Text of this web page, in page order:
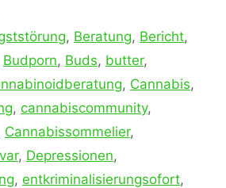
, Beratung, Bericht,
Budporn, Buds, butter,
, Cannabis,
, cannabiscommunity,
Cannabissommelier,
, Depressionen,
, entkriminalisierungsofort,